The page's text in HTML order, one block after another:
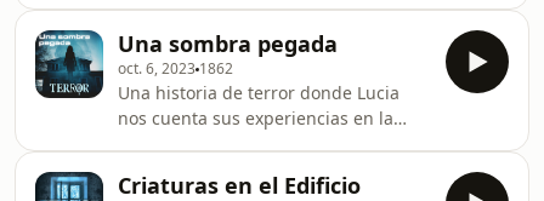
rumores que por el area había
habitantes que hasta entonces solo
existían en los cuentos. Cuenta tu
historia en TerrorHistoriasReales.com
Producción de Scary.fm
Una sombra pegada
oct. 6, 2023 1862
Una historia de terror donde Lucia
nos cuenta sus experiencias en la
tiempo. Sigue nuestras nuevas
Criaturas en el Edificio